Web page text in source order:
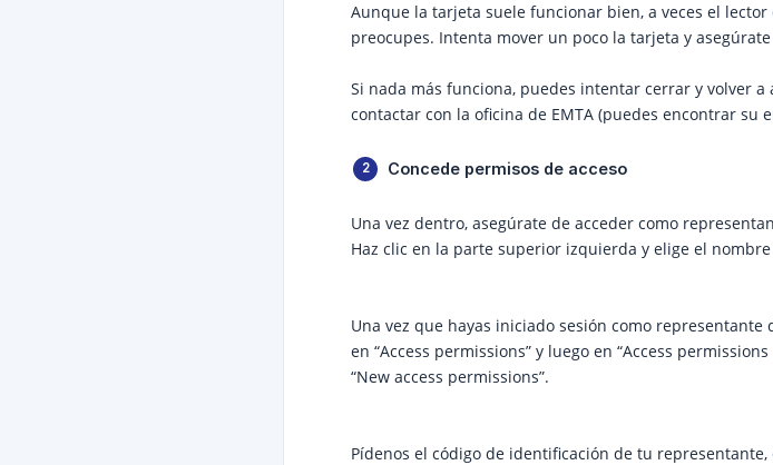
Aunque la tarjeta suele funcionar bien, a veces el
preocupes. Intenta mover un poco la tarjeta y
Si nada más funciona, puedes intentar cerrar y volver
contactar con la oficina de EMTA (puedes encontrar su
Concede permisos de acceso
Una vez dentro, asegúrate de acceder como
Haz clic en la parte superior izquierda y elige el
Una vez que hayas iniciado sesión como
en “Access permissions” y luego en “Access
“New access permissions”.
Pídenos el código de identificación de tu